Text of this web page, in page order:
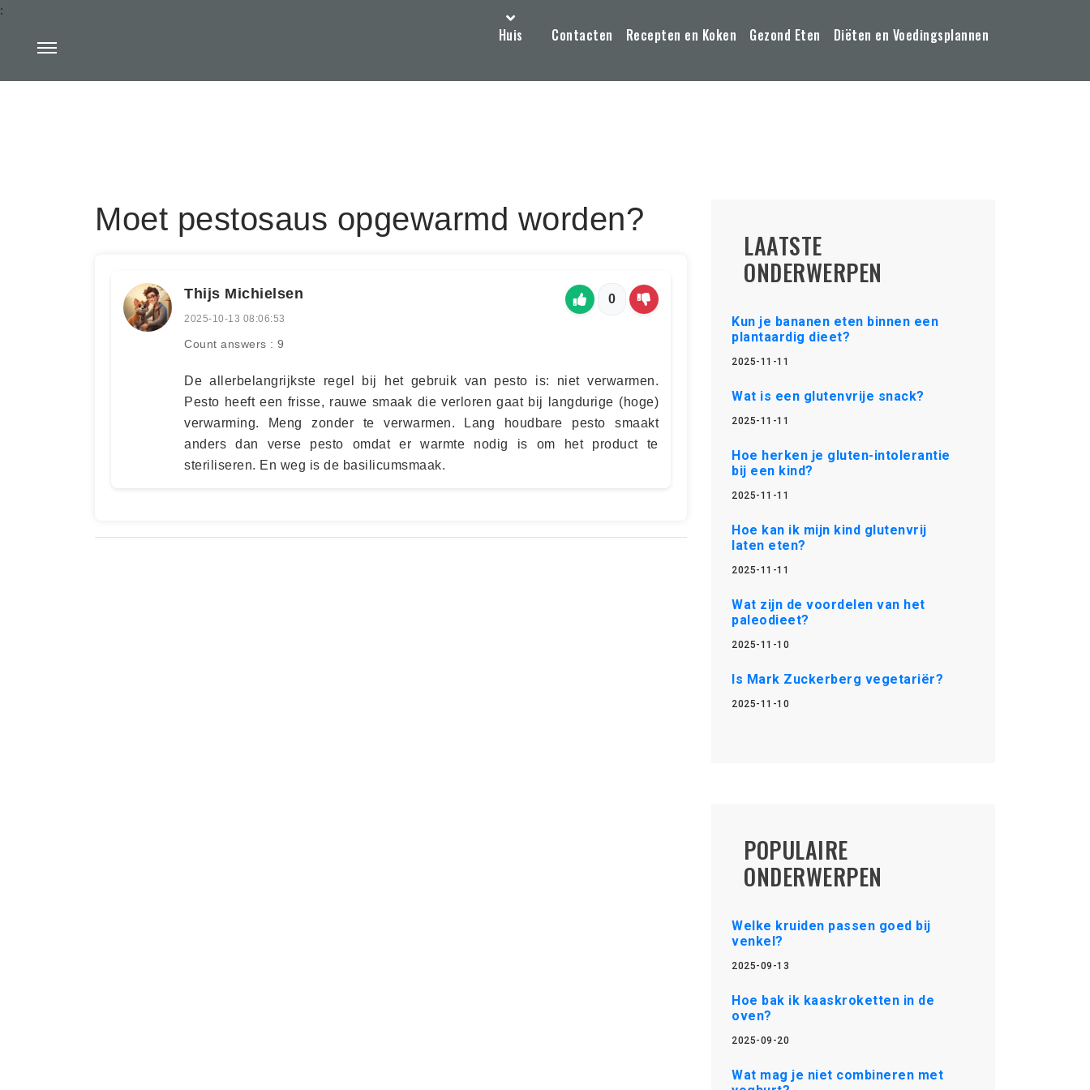
Huis Contacten Recepten en Koken Gezond Eten Diëten en Voedingsplannen
:
Moet pestosaus opgewarmd worden?
Thijs Michielsen
2025-10-13 08:06:53
Count answers : 9
0
De allerbelangrijkste regel bij het gebruik van pesto is: niet verwarmen.
Pesto heeft een frisse, rauwe smaak die verloren gaat bij langdurige (hoge)
verwarming. Meng zonder te verwarmen. Lang houdbare pesto smaakt
anders dan verse pesto omdat er warmte nodig is om het product te
steriliseren. En weg is de basilicumsmaak.
LAATSTE
ONDERWERPEN
Kun je bananen eten binnen een
plantaardig dieet?
2025-11-11
Wat is een glutenvrije snack?
2025-11-11
Hoe herken je gluten-intolerantie
bij een kind?
2025-11-11
Hoe kan ik mijn kind glutenvrij
laten eten?
2025-11-11
Wat zijn de voordelen van het
paleodieet?
2025-11-10
Is Mark Zuckerberg vegetariër?
2025-11-10
POPULAIRE
ONDERWERPEN
Welke kruiden passen goed bij
venkel?
2025-09-13
Hoe bak ik kaaskroketten in de
oven?
2025-09-20
Wat mag je niet combineren met